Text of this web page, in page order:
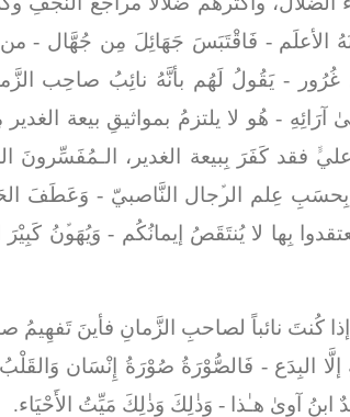
الأعلَم - فَاقْتَبَسَ جَهَائِلَ مِن جُهَّال - من
- يَقُولُ لَهُم بأنَّهُ نائِبُ صاحِب
آرَائِهِ - هُو لا يلتزمُ بمواثيقِ بيعة
فقد كَفَرَ بِبيعة الغدير، الـمُفَسِّرونَ
عِلم الرﱢجال النَّاصبيّ - وَعَطَفَ
بِها لا يُنتَقَصُ إيمانُكُم -وَيُهَوﱢنُ كَبِيْرَ
كُنتَ نائباً لصاحبِ الزَّمانِ فأينَ تَفهِيمُ
البِدَع - فَالصُّوْرَةُ صُوْرَةُ إِنْسَان
ابنُ آوىٰ هـٰذا - وَذٰلِكَ وَذٰلِكَ مَيِّتُ الأَحْيَاء.